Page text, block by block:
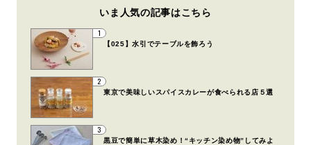
いま人気の記事はこちら
1
【025】水引でテーブルを飾ろう
2
東京で美味しいスパイスカレーが食べられる店５選
3
黒豆で簡単に草木染め！“キッチン染め物”してみよ